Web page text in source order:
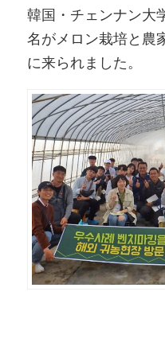
韓国・チェンナン大
名がメロン栽培と農
に来られました。